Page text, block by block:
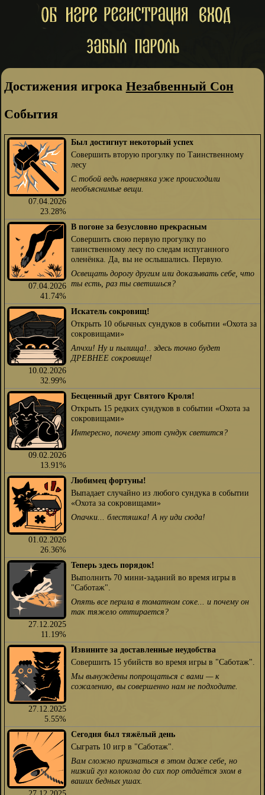
Достижения игрока Незабвенный Сон
События
07.04.2026
23.28%
Был достигнут некоторый успех
Совершить вторую прогулку по Таинственному
лесу
С тобой ведь наверняка уже происходили
необъяснимые вещи.
07.04.2026
41.74%
В погоне за безусловно прекрасным
Совершить свою первую прогулку по
таинственному лесу по следам испуганного
оленёнка. Да, вы не ослышались. Первую.
Освещать дорогу другим или доказывать себе, что
ты есть, раз ты светишься?
10.02.2026
32.99%
Искатель сокровищ!
Открыть 10 обычных сундуков в событии «Охота за
сокровищами»
Апчхи! Ну и пылища!.. здесь точно будет
ДРЕВНЕЕ сокровище!
09.02.2026
13.91%
Бесценный друг Святого Кроля!
Открыть 15 редких сундуков в событии «Охота за
сокровищами»
Интересно, почему этот сундук светится?
01.02.2026
26.36%
Любимец фортуны!
Выпадает случайно из любого сундука в событии
«Охота за сокровищами»
Опачки... блестяшка! А ну иди сюда!
27.12.2025
11.19%
Теперь здесь порядок!
Выполнить 70 мини-заданий во время игры в
"Саботаж".
Опять все перила в томатном соке... и почему он
так тяжело оттирается?
27.12.2025
5.55%
Извините за доставленные неудобства
Совершить 15 убийств во время игры в "Саботаж".
Мы вынуждены попрощаться с вами — к
сожалению, вы совершенно нам не подходите.
Сегодня был тяжёлый день
Сыграть 10 игр в "Саботаж".
Вам сложно признаться в этом даже себе, но
низкий гул колокола до сих пор отдаётся эхом в
ваших бедных ушах.